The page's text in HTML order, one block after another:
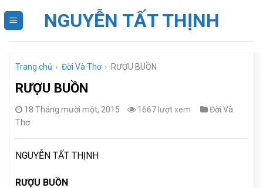
NGUYỄN TẤT THỊNH
Trang chủ › Đời Và Thơ › RƯỢU BUỒN
RƯỢU BUỒN
18 Tháng mười một, 2015 1667 lượt xem
Đời Và
Thơ
NGUYỄN TẤT THỊNH
RƯỢU BUỒN